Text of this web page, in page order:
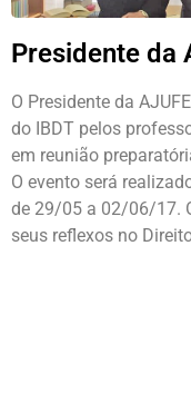
Presidente da
O Presidente da
do IBDT pelos
em reunião
O evento será
de 29/05 a 02/06/17.
seus reflexos no